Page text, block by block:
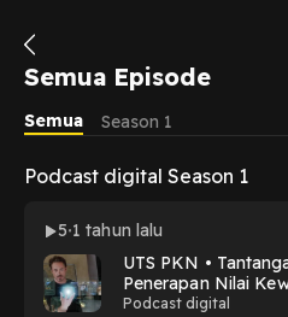
Semua Episode
Semua
Season 1
Podcast digital Season 1
5 1 tahun lalu
UTS PKN •
Penerapan Nilai
Digital: • Bahas
Podcast digital